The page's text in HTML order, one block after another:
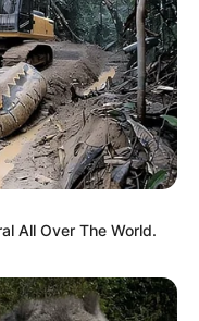
All Over The World.